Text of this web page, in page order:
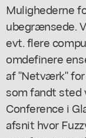
Mulighederne
ubegrænsede.
evt. flere
omdefinere
af "Netværk"
som fandt sted
Conference i
afsnit hvor